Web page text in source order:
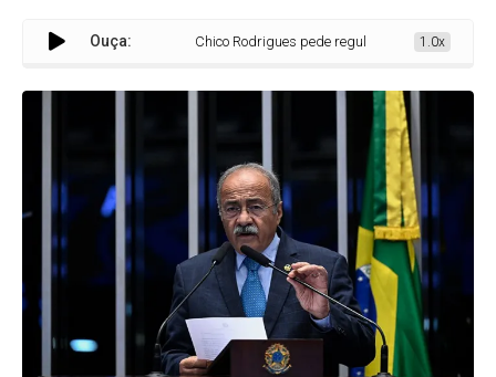
Ouça: Chico Rodrigues pede regulamentação da
1.0x